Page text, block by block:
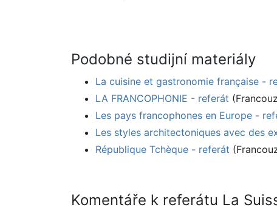
Podobné studijní materiály
La cuisine et gastronomie française -
LA FRANCOPHONIE - referát
Les pays francophones en Europe -
Les styles architectoniques avec des
République Tchèque - referát
Komentáře k referátu La